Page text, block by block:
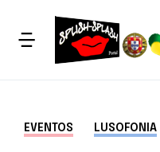
EVENTOS LUSOFONIA